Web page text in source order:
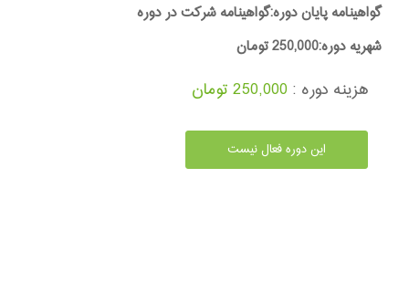
گواهینامه پایان دوره:گواهینامه شرکت در دوره
شهریه دوره:250,000 تومان
هزینه دوره : 250,000 تومان
این دوره فعال نیست